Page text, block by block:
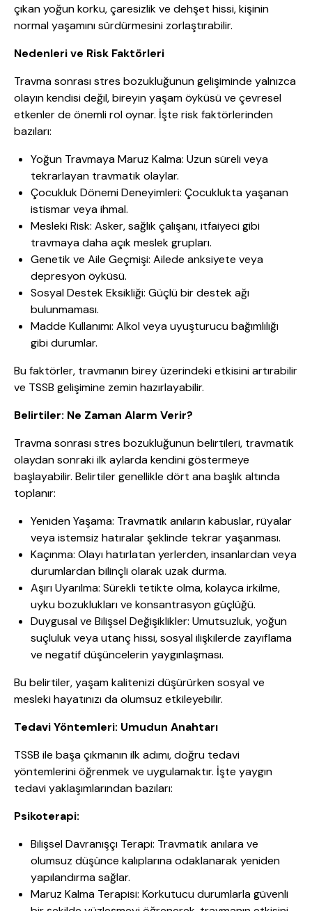
çıkan yoğun korku, çaresizlik ve dehşet hissi, kişinin
normal yaşamını sürdürmesini zorlaştırabilir.
Nedenleri ve Risk Faktörleri
Travma sonrası stres bozukluğunun gelişiminde yalnızca
olayın kendisi değil, bireyin yaşam öyküsü ve çevresel
etkenler de önemli rol oynar. İşte risk faktörlerinden
bazıları:
Yoğun Travmaya Maruz Kalma: Uzun süreli veya
tekrarlayan travmatik olaylar.
Çocukluk Dönemi Deneyimleri: Çocuklukta yaşanan
istismar veya ihmal.
Mesleki Risk: Asker, sağlık çalışanı, itfaiyeci gibi
travmaya daha açık meslek grupları.
Genetik ve Aile Geçmişi: Ailede anksiyete veya
depresyon öyküsü.
Sosyal Destek Eksikliği: Güçlü bir destek ağı
bulunmaması.
Madde Kullanımı: Alkol veya uyuşturucu bağımlılığı
gibi durumlar.
Bu faktörler, travmanın birey üzerindeki etkisini artırabilir
ve TSSB gelişimine zemin hazırlayabilir.
Belirtiler: Ne Zaman Alarm Verir?
Travma sonrası stres bozukluğunun belirtileri, travmatik
olaydan sonraki ilk aylarda kendini göstermeye
başlayabilir. Belirtiler genellikle dört ana başlık altında
toplanır:
Yeniden Yaşama: Travmatik anıların kabuslar, rüyalar
veya istemsiz hatıralar şeklinde tekrar yaşanması.
Kaçınma: Olayı hatırlatan yerlerden, insanlardan veya
durumlardan bilinçli olarak uzak durma.
Aşırı Uyarılma: Sürekli tetikte olma, kolayca irkilme,
uyku bozuklukları ve konsantrasyon güçlüğü.
Duygusal ve Bilişsel Değişiklikler: Umutsuzluk, yoğun
suçluluk veya utanç hissi, sosyal ilişkilerde zayıflama
ve negatif düşüncelerin yaygınlaşması.
Bu belirtiler, yaşam kalitenizi düşürürken sosyal ve
mesleki hayatınızı da olumsuz etkileyebilir.
Tedavi Yöntemleri: Umudun Anahtarı
TSSB ile başa çıkmanın ilk adımı, doğru tedavi
yöntemlerini öğrenmek ve uygulamaktır. İşte yaygın
tedavi yaklaşımlarından bazıları:
Psikoterapi:
Bilişsel Davranışçı Terapi: Travmatik anılara ve
olumsuz düşünce kalıplarına odaklanarak yeniden
yapılandırma sağlar.
Maruz Kalma Terapisi: Korkutucu durumlarla güvenli